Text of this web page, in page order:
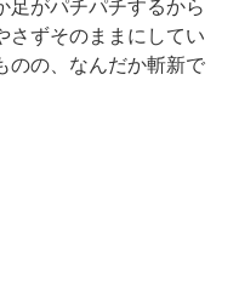
がパチパチするから
さずそのままにしてい
のの、なんだか斬新で